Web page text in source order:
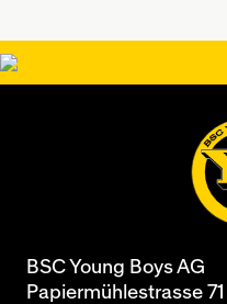
BSC Young Boys AG
Papiermühlestrasse 71